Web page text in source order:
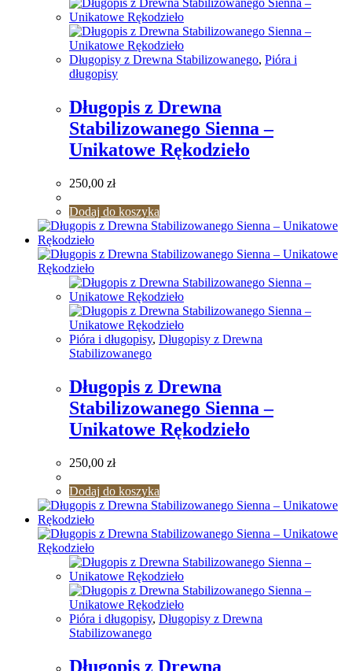
Długopisy z Drewna Stabilizowanego, Pióra i
długopisy
Długopis z Drewna
Stabilizowanego Sienna –
Unikatowe Rękodzieło
250,00 zł
Dodaj do koszyka
Pióra i długopisy, Długopisy z Drewna
Stabilizowanego
Długopis z Drewna
Stabilizowanego Sienna –
Unikatowe Rękodzieło
250,00 zł
Dodaj do koszyka
Pióra i długopisy, Długopisy z Drewna
Stabilizowanego
Długopis z Drewna